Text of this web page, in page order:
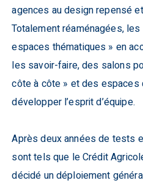
agences au design repensé
Totalement réaménagées,
espaces thématiques » en
les savoir-faire, des salons
côte à côte » et des
développer l’esprit d’équipe.
Après deux années de tests
sont tels que le Crédit
décidé un déploiement